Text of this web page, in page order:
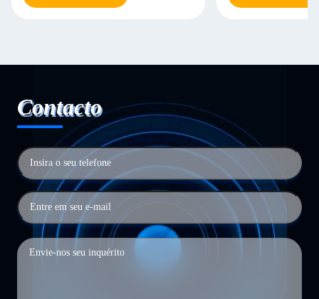
Contacto